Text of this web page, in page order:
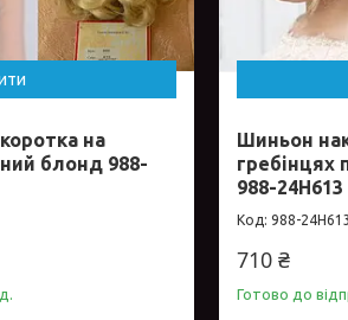
на
блонд 988-
Шиньон
гребінцях
988-24Н613
988-24Н613
710 ₴
Готово до